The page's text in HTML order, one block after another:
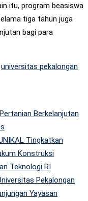
itu, program beasiswa
tiga tahun juga
bagi para
universitas pekalongan
Berkelanjutan
Tingkatkan
Konstruksi
Teknologi RI
Pekalongan
Yayasan